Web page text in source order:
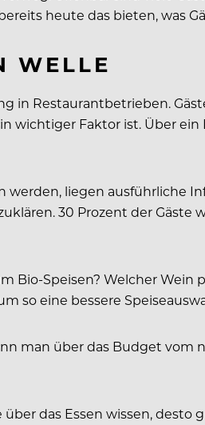
heute das bieten, was
WELLE
Restaurantbetrieben.
wichtiger Faktor ist. Über
liegen ausführliche
30 Prozent der
Bio-Speisen? Welcher
so eine bessere
man über das Budget
das Essen wissen,